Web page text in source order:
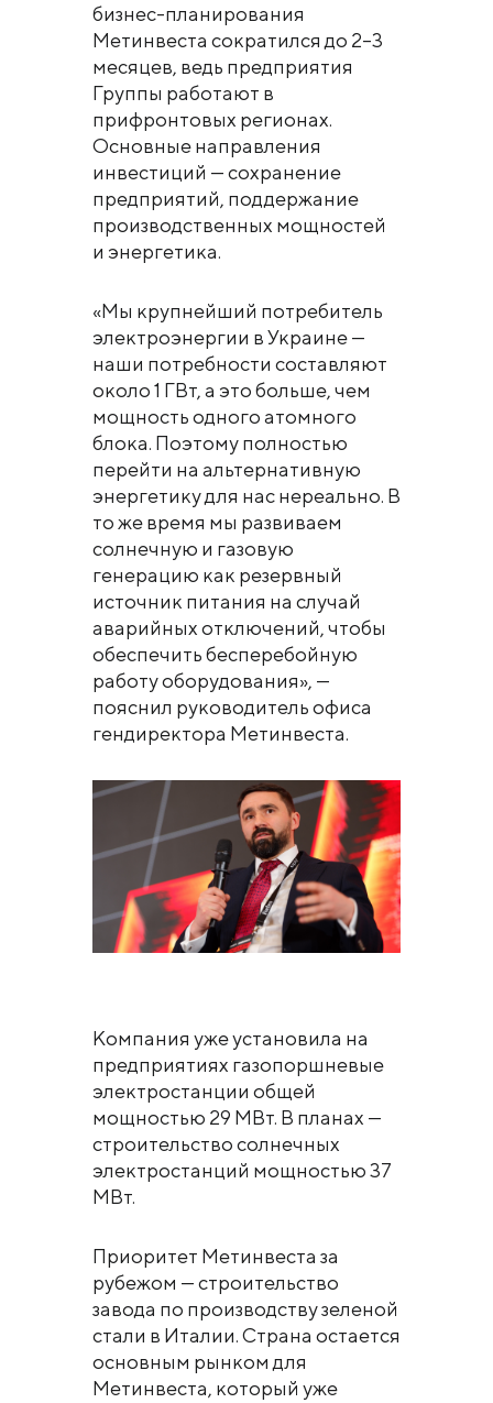
бизнес-планирования
Метинвеста сократился до 2–3
месяцев, ведь предприятия
Группы работают в
прифронтовых регионах.
Основные направления
инвестиций — сохранение
предприятий, поддержание
производственных мощностей
и энергетика.
«Мы крупнейший потребитель
электроэнергии в Украине —
наши потребности составляют
около 1 ГВт, а это больше, чем
мощность одного атомного
блока. Поэтому полностью
перейти на альтернативную
энергетику для нас нереально. В
то же время мы развиваем
солнечную и газовую
генерацию как резервный
источник питания на случай
аварийных отключений, чтобы
обеспечить бесперебойную
работу оборудования», —
пояснил руководитель офиса
гендиректора Метинвеста.
Компания уже установила на
предприятиях газопоршневые
электростанции общей
мощностью 29 МВт. В планах —
строительство солнечных
электростанций мощностью 37
МВт.
Приоритет Метинвеста за
рубежом — строительство
завода по производству зеленой
стали в Италии. Страна остается
основным рынком для
Метинвеста, который уже